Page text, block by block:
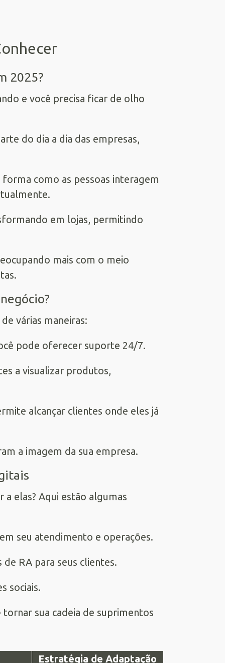
2025?
e você precisa ficar de olho
do dia a dia das empresas,
como as pessoas interagem
em lojas, permitindo
mais com o meio
várias maneiras:
pode oferecer suporte 24/7.
a visualizar produtos,
alcançar clientes onde eles já
a imagem da sua empresa.
a elas? Aqui estão algumas
seu atendimento e operações.
de RA para seus clientes.
sociais.
tornar sua cadeia de suprimentos
Estratégia de Adaptação